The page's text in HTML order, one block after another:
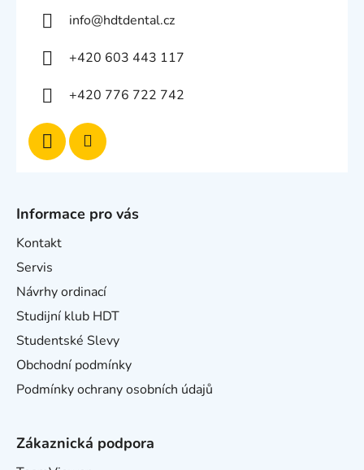
info@hdtdental.cz
+420 603 443 117
+420 776 722 742
Informace pro vás
Kontakt
Servis
Návrhy ordinací
Studijní klub HDT
Studentské Slevy
Obchodní podmínky
Podmínky ochrany osobních údajů
Zákaznická podpora